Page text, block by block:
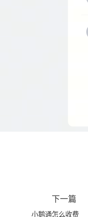
下一篇
小鹅通怎么收费